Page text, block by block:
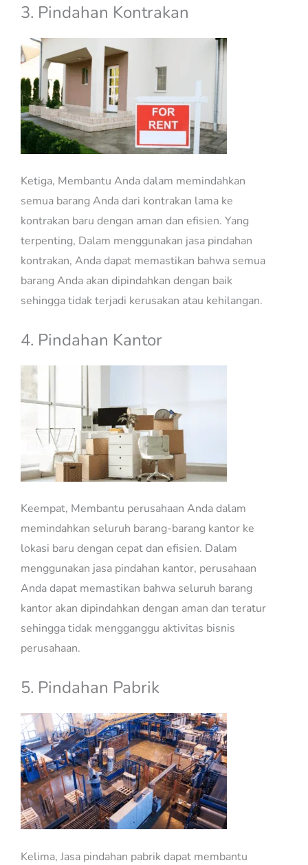
3. Pindahan Kontrakan
Ketiga, Membantu Anda dalam memindahkan
semua barang Anda dari kontrakan lama ke
kontrakan baru dengan aman dan efisien. Yang
terpenting, Dalam menggunakan jasa pindahan
kontrakan, Anda dapat memastikan bahwa semua
barang Anda akan dipindahkan dengan baik
sehingga tidak terjadi kerusakan atau kehilangan.
4. Pindahan Kantor
Keempat, Membantu perusahaan Anda dalam
memindahkan seluruh barang-barang kantor ke
lokasi baru dengan cepat dan efisien. Dalam
menggunakan jasa pindahan kantor, perusahaan
Anda dapat memastikan bahwa seluruh barang
kantor akan dipindahkan dengan aman dan teratur
sehingga tidak mengganggu aktivitas bisnis
perusahaan.
5. Pindahan Pabrik
Kelima, Jasa pindahan pabrik dapat membantu